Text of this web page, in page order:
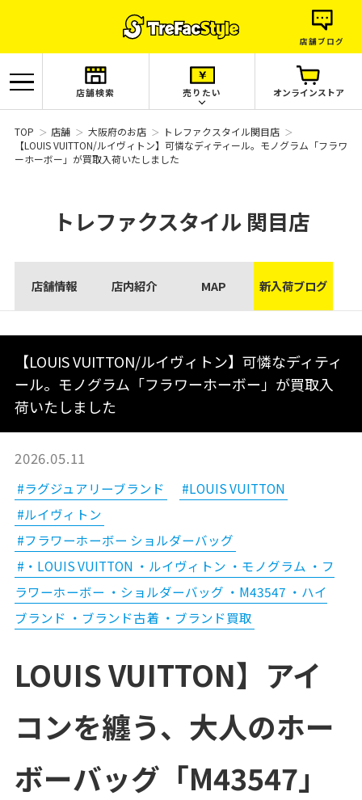
店舗ブログ
店舗検索 売りたい オンラインストア
TOP 店舗 大阪府のお店
トレファクスタイル関目店
【LOUIS VUITTON/ルイヴィトン】可憐なディティール。モノグラム「フラワ
ーホーボー」が買取入荷いたしました
トレファクスタイル 関目店
店舗情報 店内紹介 MAP 新入荷ブログ
【LOUIS VUITTON/ルイヴィトン】可憐なディティ
ール。モノグラム「フラワーホーボー」が買取入
荷いたしました
2026.05.11
#ラグジュアリーブランド
#LOUIS VUITTON
#ルイヴィトン
#フラワーホーボー ショルダーバッグ
#・LOUIS VUITTON ・ルイヴィトン ・モノグラム ・フ
ラワーホーボー ・ショルダーバッグ ・M43547 ・ハイ
ブランド ・ブランド古着 ・ブランド買取
LOUIS VUITTON】アイ
コンを纏う、大人のホー
ボーバッグ「M43547」